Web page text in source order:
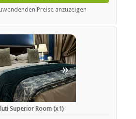
Preise anzuzeigen
»
Superior Room (x1)